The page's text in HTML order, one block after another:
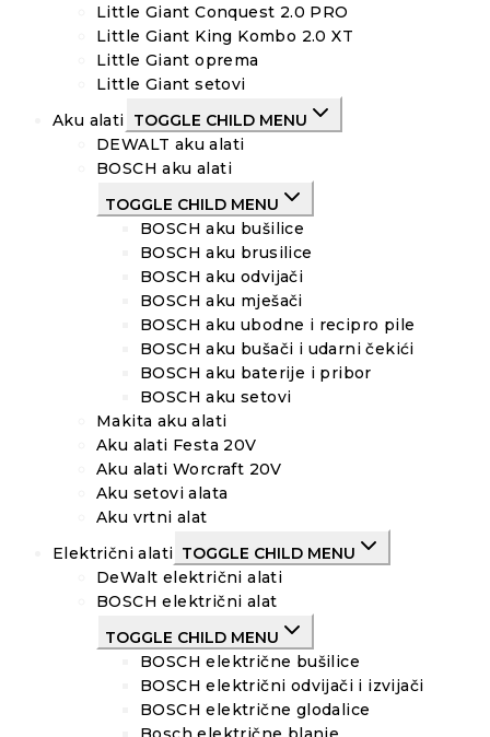
Little Giant Conquest 2.0 PRO
Little Giant King Kombo 2.0 XT
Little Giant oprema
Little Giant setovi
Aku alati TOGGLE CHILD MENU
DEWALT aku alati
BOSCH aku alati
TOGGLE CHILD MENU
BOSCH aku bušilice
BOSCH aku brusilice
BOSCH aku odvijači
BOSCH aku mješači
BOSCH aku ubodne i recipro pile
BOSCH aku bušači i udarni čekići
BOSCH aku baterije i pribor
BOSCH aku setovi
Makita aku alati
Aku alati Festa 20V
Aku alati Worcraft 20V
Aku setovi alata
Aku vrtni alat
Električni alati TOGGLE CHILD MENU
DeWalt električni alati
BOSCH električni alat
TOGGLE CHILD MENU
BOSCH električne bušilice
BOSCH električni odvijači i izvijači
BOSCH električne glodalice